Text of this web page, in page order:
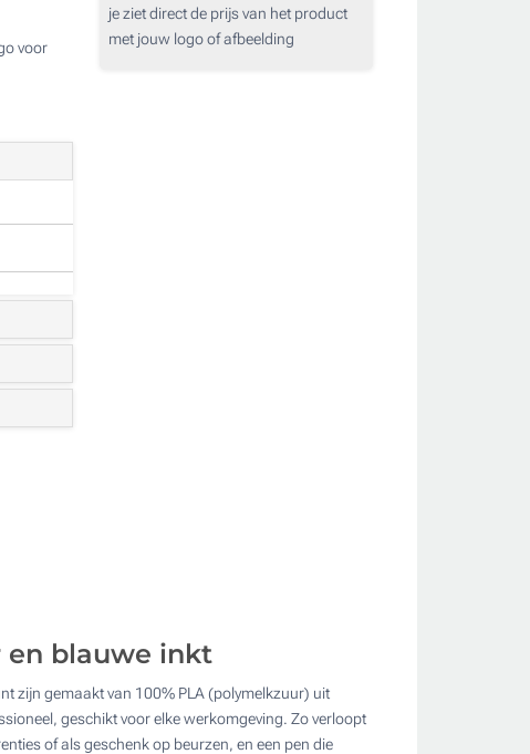
voor
Update
je ziet direct de prijs van het product
met jouw logo of afbeelding
en blauwe inkt
zijn gemaakt van 100% PLA (polymelkzuur) uit
geschikt voor elke werkomgeving. Zo verloopt
of als geschenk op beurzen, en een pen die